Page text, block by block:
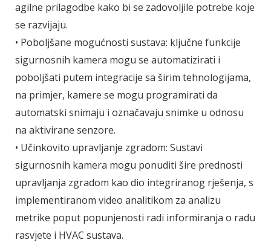
agilne prilagodbe kako bi se zadovoljile potrebe koje
se razvijaju.
• Poboljšane mogućnosti sustava: ključne funkcije
sigurnosnih kamera mogu se automatizirati i
poboljšati putem integracije sa širim tehnologijama,
na primjer, kamere se mogu programirati da
automatski snimaju i označavaju snimke u odnosu
na aktivirane senzore.
• Učinkovito upravljanje zgradom: Sustavi
sigurnosnih kamera mogu ponuditi šire prednosti
upravljanja zgradom kao dio integriranog rješenja, s
implementiranom video analitikom za analizu
metrike poput popunjenosti radi informiranja o radu
rasvjete i HVAC sustava.